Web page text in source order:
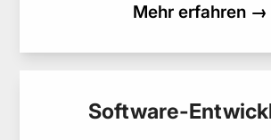
Mehr erfahren →
Software-